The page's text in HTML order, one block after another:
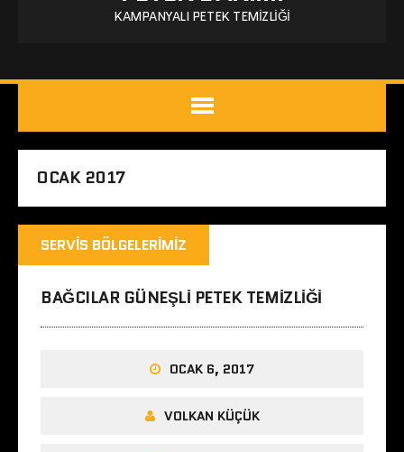
KAMPANYALI PETEK TEMIZLIĞI
OCAK 2017
SERVIS BÖLGELERIMIZ
BAĞCILAR GÜNEŞLI PETEK TEMIZLIĞI
OCAK 6, 2017
VOLKAN KÜÇÜK